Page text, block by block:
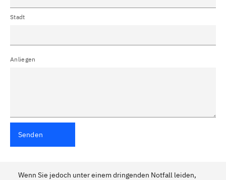
Stadt
Anliegen
Senden
Wenn Sie jedoch unter einem dringenden Notfall leiden,